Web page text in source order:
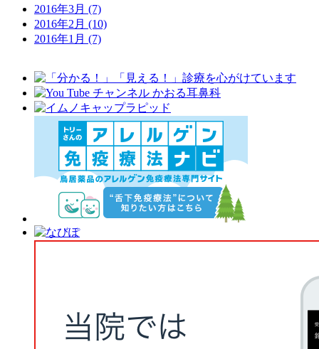
2016年3月 (7)
2016年2月 (10)
2016年1月 (7)